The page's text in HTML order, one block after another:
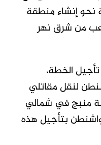
نحو إنشاء منطقة
من شرق نهر
الخطة،
لنقل مقاتلي
منبج في شمالي
بتأجيل هذه